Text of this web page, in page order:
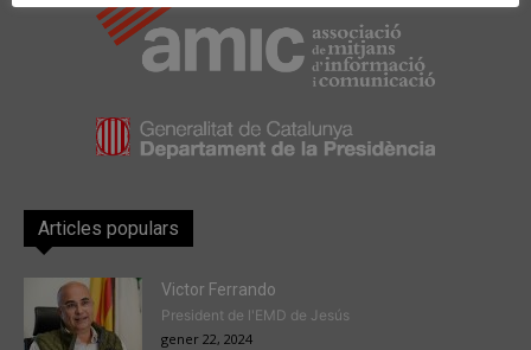
Articles populars
Victor Ferrando
President de l'EMD de Jesús
gener 22, 2024